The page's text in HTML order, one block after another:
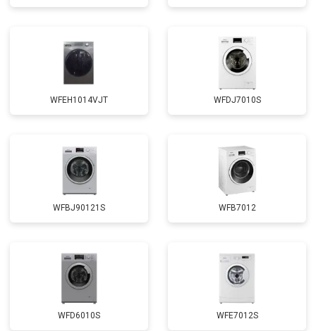
Замена амортизаторов от 2000 ₽ Заказать
Замена подшипников от 2800 ₽ Заказать
Замена мотора от 3800 ₽ Заказать
температуры
от 2200 ₽
Замена ТЭН от 2300 ₽ Заказать
Замена прессостата от 3350 ₽ Заказать
Замена сливного насоса от 3450 ₽
Замена сливного шланга от 2100 ₽ Заказать
WFEH1014VJT WFDJ7010S
WFBJ90121S WFB7012
WFD6010S WFE7012S